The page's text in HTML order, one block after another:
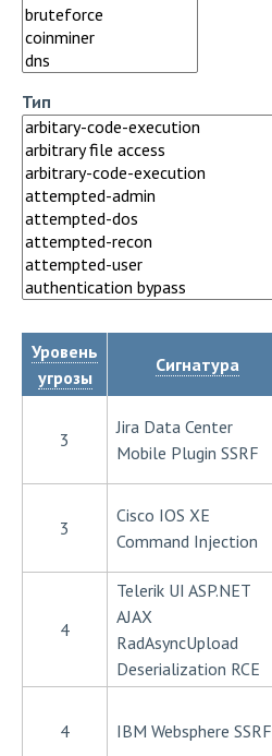
Тип
Уровень
угрозы
Сигнатура
3
Jira Data Center
Mobile Plugin SSRF
3
Cisco IOS XE
Command Injection
4
Telerik UI ASP.NET
AJAX
RadAsyncUpload
Deserialization RCE
4 IBM Websphere SSRF